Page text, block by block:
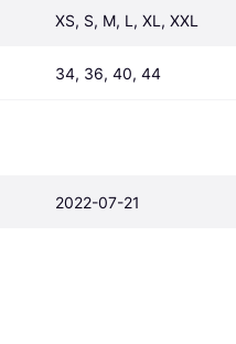
XS, S, M, L, XL, XXL
34, 36, 40, 44
2022-07-21